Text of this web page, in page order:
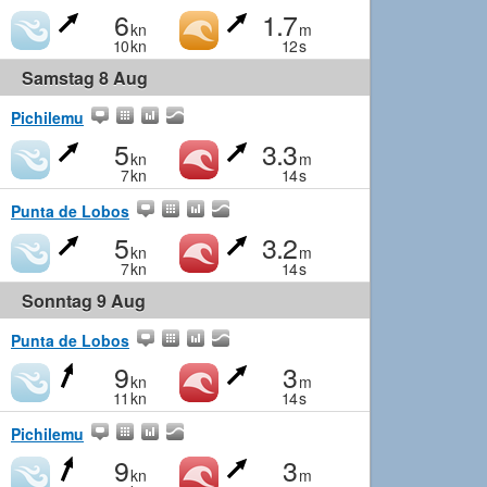
6kn
10kn
1.7m
12s
Samstag 8 Aug
Pichilemu
5kn
7kn
3.3m
14s
Punta de Lobos
5kn
7kn
3.2m
14s
Sonntag 9 Aug
Punta de Lobos
9kn
11 kn
3m
14s
Pichilemu
9kn 3m